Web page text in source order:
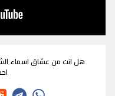
هل انت من عشاق اسماء